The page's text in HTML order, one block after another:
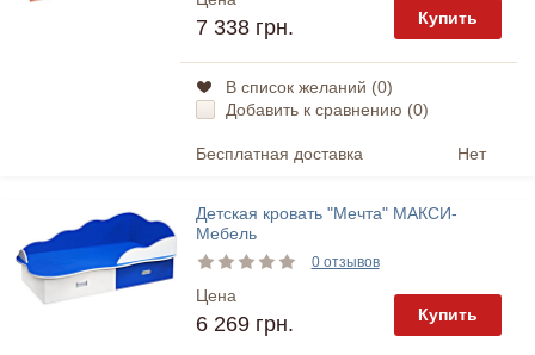
7 338 грн. Купить
В список желаний (0)
Добавить к сравнению (0)
Бесплатная доставка Нет
Детская кровать "Мечта" МАКСИ-
Мебель
0 отзывов
Цена
6 269 грн. Купить